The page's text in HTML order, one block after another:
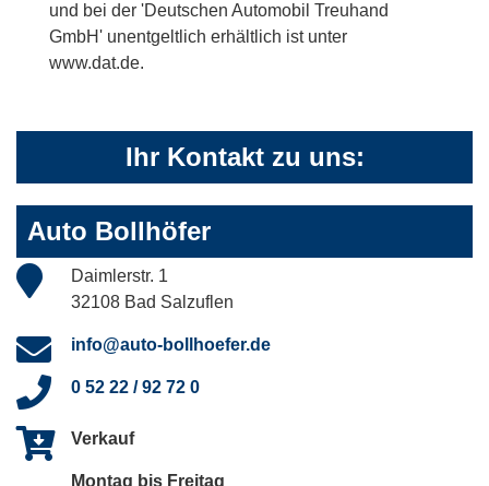
und bei der 'Deutschen Automobil Treuhand
GmbH' unentgeltlich erhältlich ist unter
www.dat.de.
Ihr Kontakt zu uns:
Auto Bollhöfer
Daimlerstr. 1
32108 Bad Salzuflen
info@auto-bollhoefer.de
0 52 22 / 92 72 0
Verkauf
Montag bis Freitag